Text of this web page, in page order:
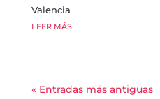
Valencia
LEER MÁS
« Entradas más antiguas